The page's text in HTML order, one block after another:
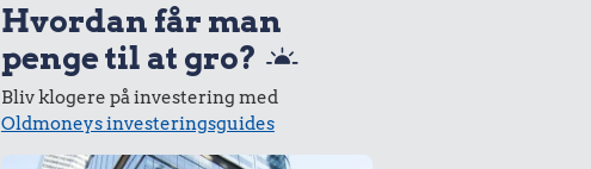
Hvordan får man
penge til at gro?
Bliv klogere på investering med
Oldmoneys investeringsguides